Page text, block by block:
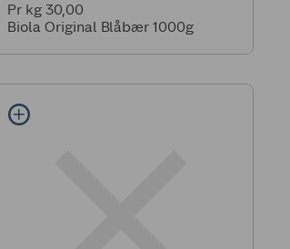
Pr kg 30,00
Biola Original Blåbær 1000g